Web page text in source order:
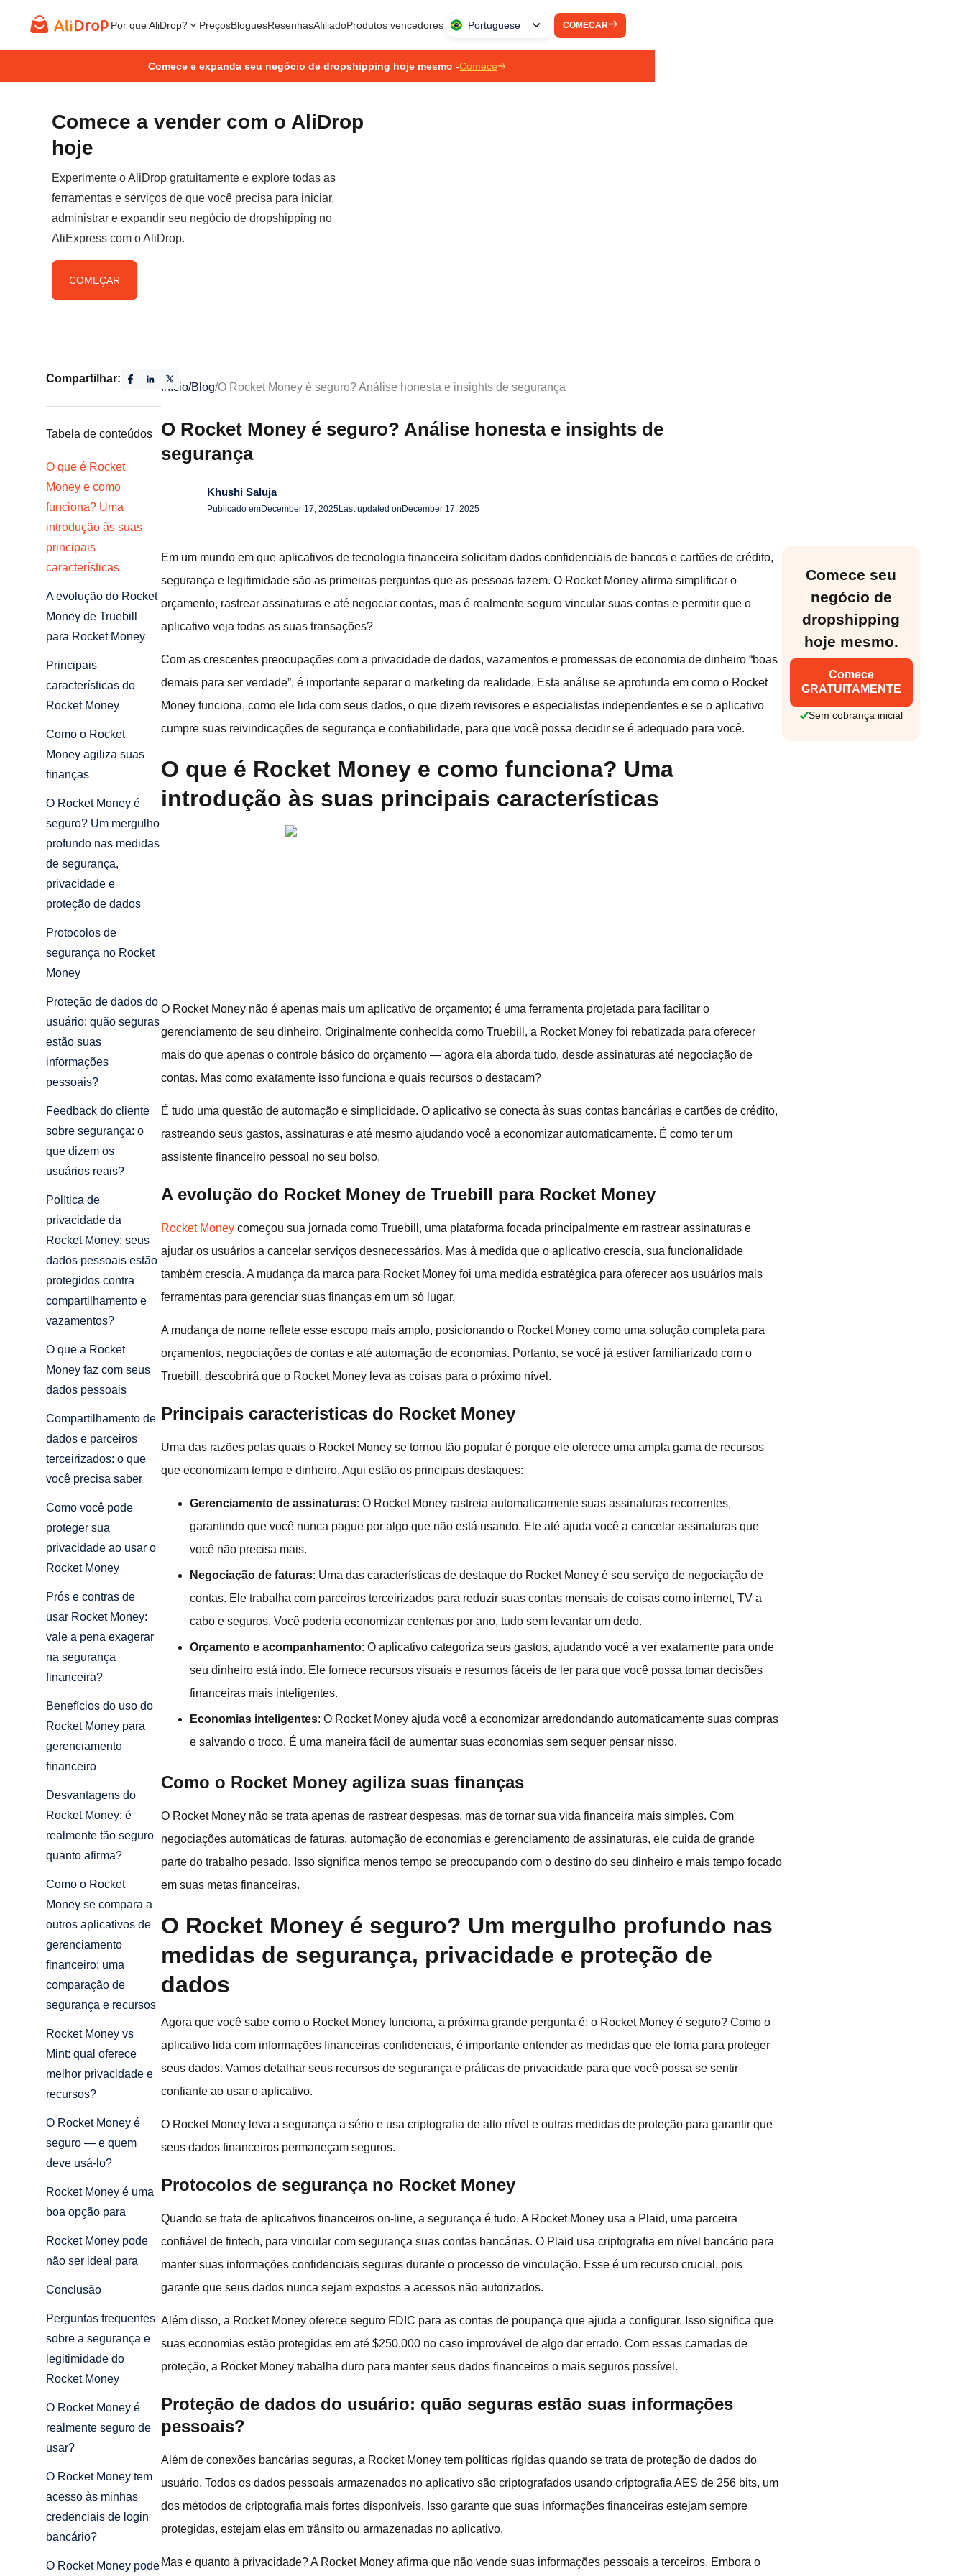
Por que AliDrop? PreçosBloguesResenhasAfiliadoProdutos vencedores Portuguese COMEÇAR
Comece e expanda seu negócio de dropshipping hoje mesmo -Comece
Comece a vender com o AliDrop
hoje
Experimente o AliDrop gratuitamente e explore todas as
ferramentas e serviços de que você precisa para iniciar,
administrar e expandir seu negócio de dropshipping no
AliExpress com o AliDrop.
COMEÇAR
Compartilhar:
Tabela de conteúdos
O que é Rocket
Money e como
funciona? Uma
introdução às suas
principais
características
A evolução do Rocket
Money de Truebill
para Rocket Money
Principais
características do
Rocket Money
Como o Rocket
Money agiliza suas
finanças
O Rocket Money é
seguro? Um mergulho
profundo nas medidas
de segurança,
privacidade e
proteção de dados
Protocolos de
segurança no Rocket
Money
Proteção de dados do
usuário: quão seguras
estão suas
informações
pessoais?
Feedback do cliente
sobre segurança: o
que dizem os
usuários reais?
Política de
privacidade da
Rocket Money: seus
dados pessoais estão
protegidos contra
compartilhamento e
vazamentos?
O que a Rocket
Money faz com seus
dados pessoais
Compartilhamento de
dados e parceiros
terceirizados: o que
você precisa saber
Como você pode
proteger sua
privacidade ao usar o
Rocket Money
Prós e contras de
usar Rocket Money:
vale a pena exagerar
na segurança
financeira?
Benefícios do uso do
Rocket Money para
gerenciamento
financeiro
Desvantagens do
Rocket Money: é
realmente tão seguro
quanto afirma?
Como o Rocket
Money se compara a
outros aplicativos de
gerenciamento
financeiro: uma
comparação de
segurança e recursos
Rocket Money vs
Mint: qual oferece
melhor privacidade e
recursos?
O Rocket Money é
seguro — e quem
deve usá-lo?
Rocket Money é uma
boa opção para
Rocket Money pode
não ser ideal para
Conclusão
Perguntas frequentes
sobre a segurança e
legitimidade do
Rocket Money
O Rocket Money é
realmente seguro de
usar?
O Rocket Money tem
acesso às minhas
credenciais de login
bancário?
O Rocket Money pode
Início/Blog/O Rocket Money é seguro? Análise honesta e insights de segurança
O Rocket Money é seguro? Análise honesta e insights de
segurança
Khushi Saluja
Publicado emDecember 17, 2025Last updated on December 17, 2025
Em um mundo em que aplicativos de tecnologia financeira solicitam dados confidenciais de bancos e cartões de crédito,
segurança e legitimidade são as primeiras perguntas que as pessoas fazem. O Rocket Money afirma simplificar o
orçamento, rastrear assinaturas e até negociar contas, mas é realmente seguro vincular suas contas e permitir que o
aplicativo veja todas as suas transações?
Com as crescentes preocupações com a privacidade de dados, vazamentos e promessas de economia de dinheiro “boas
demais para ser verdade”, é importante separar o marketing da realidade. Esta análise se aprofunda em como o Rocket
Money funciona, como ele lida com seus dados, o que dizem revisores e especialistas independentes e se o aplicativo
cumpre suas reivindicações de segurança e confiabilidade, para que você possa decidir se é adequado para você.
O que é Rocket Money e como funciona? Uma
introdução às suas principais características
O Rocket Money não é apenas mais um aplicativo de orçamento; é uma ferramenta projetada para facilitar o
gerenciamento de seu dinheiro. Originalmente conhecida como Truebill, a Rocket Money foi rebatizada para oferecer
mais do que apenas o controle básico do orçamento — agora ela aborda tudo, desde assinaturas até negociação de
contas. Mas como exatamente isso funciona e quais recursos o destacam?
É tudo uma questão de automação e simplicidade. O aplicativo se conecta às suas contas bancárias e cartões de crédito,
rastreando seus gastos, assinaturas e até mesmo ajudando você a economizar automaticamente. É como ter um
assistente financeiro pessoal no seu bolso.
A evolução do Rocket Money de Truebill para Rocket Money
Rocket Money começou sua jornada como Truebill, uma plataforma focada principalmente em rastrear assinaturas e
ajudar os usuários a cancelar serviços desnecessários. Mas à medida que o aplicativo crescia, sua funcionalidade
também crescia. A mudança da marca para Rocket Money foi uma medida estratégica para oferecer aos usuários mais
ferramentas para gerenciar suas finanças em um só lugar.
A mudança de nome reflete esse escopo mais amplo, posicionando o Rocket Money como uma solução completa para
orçamentos, negociações de contas e até automação de economias. Portanto, se você já estiver familiarizado com o
Truebill, descobrirá que o Rocket Money leva as coisas para o próximo nível.
Principais características do Rocket Money
Uma das razões pelas quais o Rocket Money se tornou tão popular é porque ele oferece uma ampla gama de recursos
que economizam tempo e dinheiro. Aqui estão os principais destaques:
Gerenciamento de assinaturas: O Rocket Money rastreia automaticamente suas assinaturas recorrentes,
garantindo que você nunca pague por algo que não está usando. Ele até ajuda você a cancelar assinaturas que
você não precisa mais.
Negociação de faturas: Uma das características de destaque do Rocket Money é seu serviço de negociação de
contas. Ele trabalha com parceiros terceirizados para reduzir suas contas mensais de coisas como internet, TV a
cabo e seguros. Você poderia economizar centenas por ano, tudo sem levantar um dedo.
Orçamento e acompanhamento: O aplicativo categoriza seus gastos, ajudando você a ver exatamente para onde
seu dinheiro está indo. Ele fornece recursos visuais e resumos fáceis de ler para que você possa tomar decisões
financeiras mais inteligentes.
Economias inteligentes: O Rocket Money ajuda você a economizar arredondando automaticamente suas compras
e salvando o troco. É uma maneira fácil de aumentar suas economias sem sequer pensar nisso.
Como o Rocket Money agiliza suas finanças
O Rocket Money não se trata apenas de rastrear despesas, mas de tornar sua vida financeira mais simples. Com
negociações automáticas de faturas, automação de economias e gerenciamento de assinaturas, ele cuida de grande
parte do trabalho pesado. Isso significa menos tempo se preocupando com o destino do seu dinheiro e mais tempo focado
em suas metas financeiras.
O Rocket Money é seguro? Um mergulho profundo nas
medidas de segurança, privacidade e proteção de
dados
Agora que você sabe como o Rocket Money funciona, a próxima grande pergunta é: o Rocket Money é seguro? Como o
aplicativo lida com informações financeiras confidenciais, é importante entender as medidas que ele toma para proteger
seus dados. Vamos detalhar seus recursos de segurança e práticas de privacidade para que você possa se sentir
confiante ao usar o aplicativo.
O Rocket Money leva a segurança a sério e usa criptografia de alto nível e outras medidas de proteção para garantir que
seus dados financeiros permaneçam seguros.
Protocolos de segurança no Rocket Money
Quando se trata de aplicativos financeiros on-line, a segurança é tudo. A Rocket Money usa a Plaid, uma parceira
confiável de fintech, para vincular com segurança suas contas bancárias. O Plaid usa criptografia em nível bancário para
manter suas informações confidenciais seguras durante o processo de vinculação. Esse é um recurso crucial, pois
garante que seus dados nunca sejam expostos a acessos não autorizados.
Além disso, a Rocket Money oferece seguro FDIC para as contas de poupança que ajuda a configurar. Isso significa que
suas economias estão protegidas em até $250.000 no caso improvável de algo dar errado. Com essas camadas de
proteção, a Rocket Money trabalha duro para manter seus dados financeiros o mais seguros possível.
Proteção de dados do usuário: quão seguras estão suas informações
pessoais?
Além de conexões bancárias seguras, a Rocket Money tem políticas rígidas quando se trata de proteção de dados do
usuário. Todos os dados pessoais armazenados no aplicativo são criptografados usando criptografia AES de 256 bits, um
dos métodos de criptografia mais fortes disponíveis. Isso garante que suas informações financeiras estejam sempre
protegidas, estejam elas em trânsito ou armazenadas no aplicativo.
Mas e quanto à privacidade? A Rocket Money afirma que não vende suas informações pessoais a terceiros. Embora o
Comece seu
negócio de
dropshipping
hoje mesmo.
Comece
GRATUITAMENTE
Sem cobrança inicial